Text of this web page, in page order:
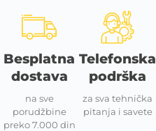
Besplatna
dostava
na sve
porudžbine
preko 7.000 din
Telefonska
podrška
za sva tehnička
pitanja i savete